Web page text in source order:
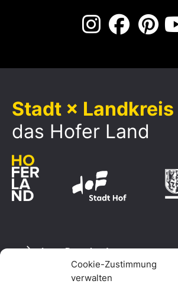
Cookie-Zustimmung
verwalten
Stadt × Landkreis
das Hofer Land
Logo Download